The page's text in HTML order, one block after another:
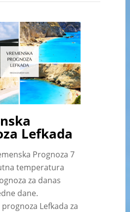
Lefkada
Prognoza 7
temperatura
za danas
dane.
Lefkada za